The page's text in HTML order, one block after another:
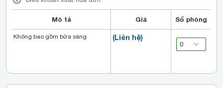
Mô tả Giá Số phòng
(Liên hệ)
Không bao gồm bữa sáng